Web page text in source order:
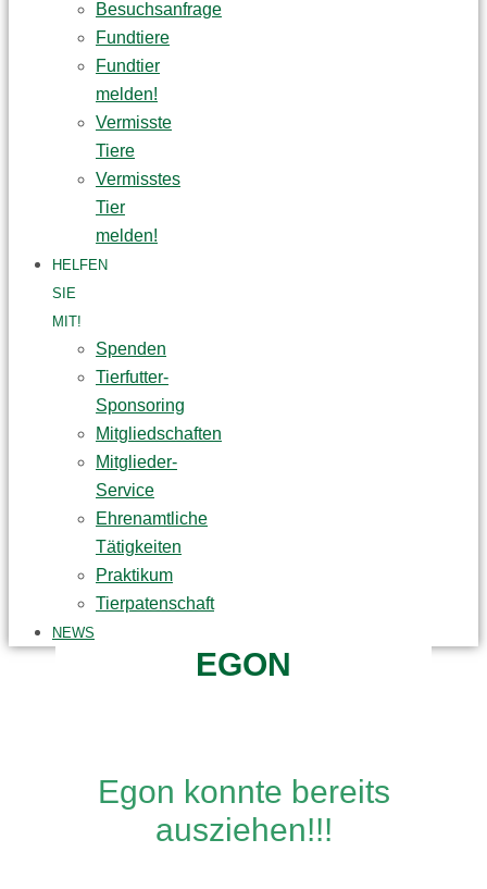
Besuchsanfrage
Fundtiere
Fundtier
melden!
Vermisste
Tiere
Vermisstes
Tier
melden!
HELFEN
SIE
MIT!
Spenden
Tierfutter-
Sponsoring
Mitgliedschaften
Mitglieder-
Service
Ehrenamtliche
Tätigkeiten
Praktikum
Tierpatenschaft
NEWS
EGON
Egon konnte bereits
ausziehen!!!